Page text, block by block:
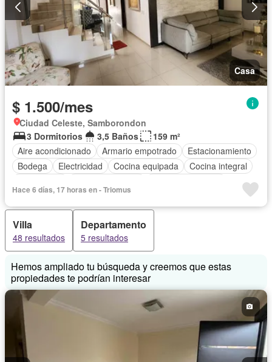
Casa
$ 1.500/mes
Ciudad Celeste, Samborondon
3 Dormitorios
3,5 Baños
159 m²
Aire acondicionado
Armario empotrado
Estacionamiento
Bodega
Electricidad Cocina equipada
Cocina integral
Terraza
Agua Patio Jardín
Garita de guardianía
Seguridad
Completamente amoblado
Hace 6 días, 17 horas en - Triomus
Villa
48 resultados
Departamento
5 resultados
Hemos ampliado tu búsqueda y creemos que estas
propiedades te podrían interesar